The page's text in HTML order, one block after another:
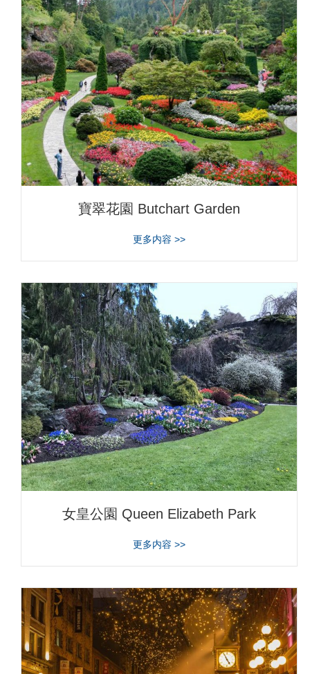
寶翠花園 Butchart Garden
更多内容 >>about 寶翠花園 Butchart
女皇公園 Queen Elizabeth Park
更多内容 >>about 女皇公園 Queen